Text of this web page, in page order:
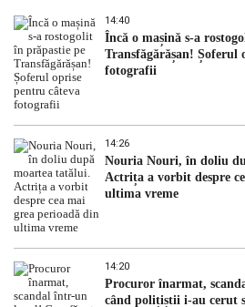
14:40
Încă o mașină s-a
Transfăgărășan! Șoferul
fotografii
14:26
Nouria Nouri, în doliu
Actrița a vorbit despre
ultima vreme
14:20
Procuror înarmat,
când polițiștii i-au cerut